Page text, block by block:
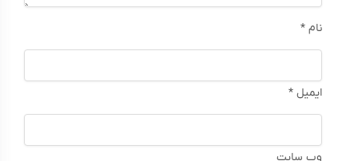
نام *
ایمیل *
وب‌ سایت